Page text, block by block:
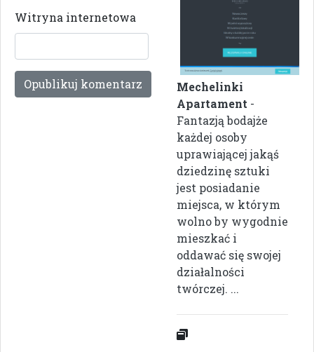
Witryna internetowa
Mechelinki
Apartament -
Fantazją bodajże
każdej osoby
uprawiającej jakąś
dziedzinę sztuki
jest posiadanie
miejsca, w którym
wolno by wygodnie
mieszkać i
oddawać się swojej
działalności
twórczej. ...